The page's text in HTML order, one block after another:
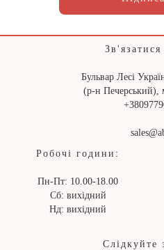
Бульвар Лесі
(р-н Печерський),
Робочі години:
Пн-Пт: 10.00-18.00
Сб: вихідний
Нд: вихідний
Слідкуйте